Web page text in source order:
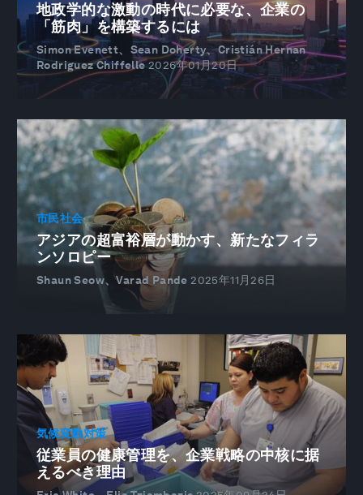
地政学的な激動の時代に必要な、企業の
「筋肉」を構築するには
Simon Evenett、Sean Doherty、Cristián Hernan
Rodriguez Chiffelle 2026年01月20日
市民社会
アジアの超富裕層が動かす、新たなフィラ
ンソロピー
Shaun Seow、Varad Pande 2025年11月26日
気候変動対策
従業員の健康管理を、企業戦略の中核に据
えるべき理由